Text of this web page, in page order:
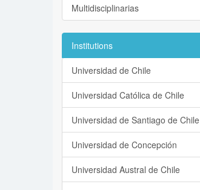
Multidisciplinarias
Institutions
Universidad de Chile
Universidad Católica de Chile
Universidad de Santiago de Chile
Universidad de Concepción
Universidad Austral de Chile